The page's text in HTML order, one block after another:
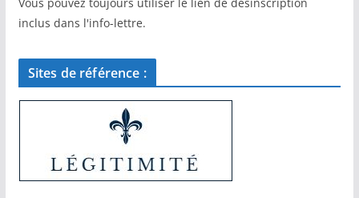
inclus dans l'info-lettre.
Sites de référence :